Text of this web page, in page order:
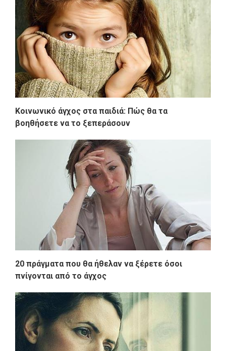
Κοινωνικό άγχος στα παιδιά: Πώς θα τα
βοηθήσετε να το ξεπεράσουν
20 πράγματα που θα ήθελαν να ξέρετε όσοι
πνίγονται από το άγχος